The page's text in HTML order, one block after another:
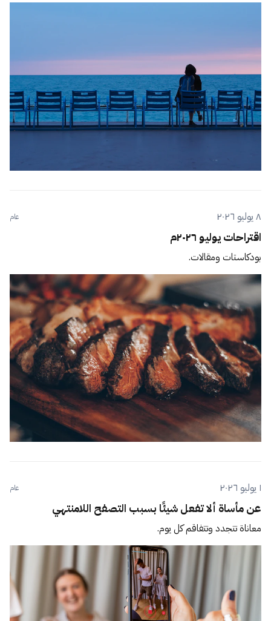
٨ يوليو ٢٠٢٦ عام
اقتراحات يوليو ٢٠٢٦م
بودكاستات ومقالات.
١ يوليو ٢٠٢٦ عام
عن مأساة ألا تفعل شيئًا بسبب التصفح اللامنتهي
معاناة تتجدد وتتفاقم كل يوم.